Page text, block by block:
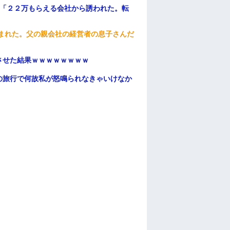
２２万もらえる会社から誘われた。転
れた。父の親会社の経営者の息子さんだ
た結果ｗｗｗｗｗｗｗｗ
行で何故私が怒鳴られなきゃいけなか